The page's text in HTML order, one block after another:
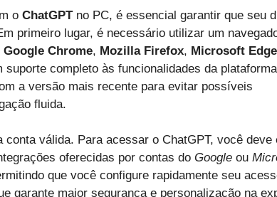
o ChatGPTno PC, é essencial garantir que seu
primeiro lugar, é necessário utilizar um
Google Chrome, Mozilla Firefox, Microsoft Edge
completo às funcionalidades da
a versão mais recente para evitar possíveis
fluida.
válida. Para acessar o ChatGPT, você deve
oferecidas por contas do Google ou
que você configure rapidamente seu
garante maior segurança e personalização na